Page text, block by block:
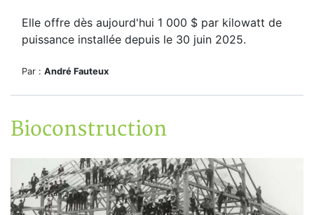
Elle offre dès aujourd'hui 1 000 $ par kilowatt de
puissance installée depuis le 30 juin 2025.
Par : André Fauteux
Bioconstruction